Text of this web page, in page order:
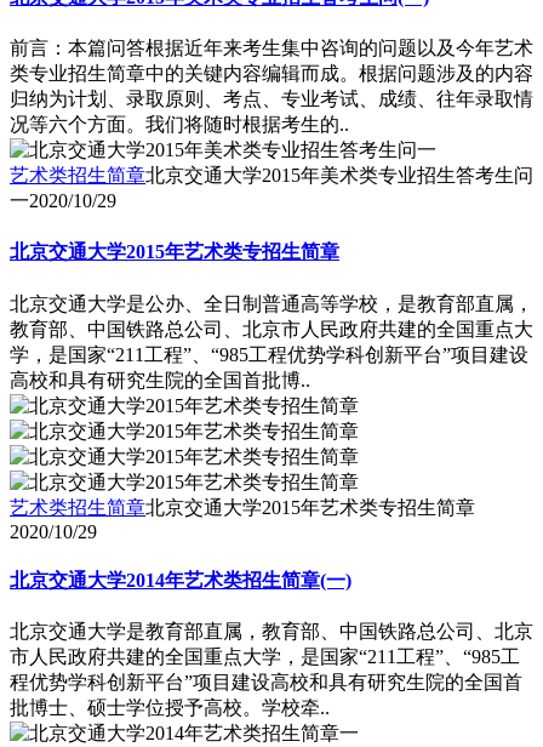
前言：本篇问答根据近年来考生集中咨询的问题以及今年艺术
类专业招生简章中的关键内容编辑而成。根据问题涉及的内容
归纳为计划、录取原则、考点、专业考试、成绩、往年录取情
况等六个方面。我们将随时根据考生的..
艺术类招生简章北京交通大学2015年美术类专业招生答考生问
一2020/10/29
北京交通大学2015年艺术类专招生简章
北京交通大学是公办、全日制普通高等学校，是教育部直属，
教育部、中国铁路总公司、北京市人民政府共建的全国重点大
学，是国家“211工程”、“985工程优势学科创新平台”项目建设
高校和具有研究生院的全国首批博..
艺术类招生简章北京交通大学2015年艺术类专招生简章
2020/10/29
北京交通大学2014年艺术类招生简章(一)
北京交通大学是教育部直属，教育部、中国铁路总公司、北京
市人民政府共建的全国重点大学，是国家“211工程”、“985工
程优势学科创新平台”项目建设高校和具有研究生院的全国首
批博士、硕士学位授予高校。学校牵..